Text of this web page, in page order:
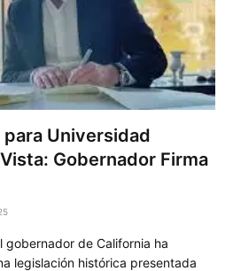
Universidad
Gobernador Firma
gobernador de California ha
legislación histórica presentada